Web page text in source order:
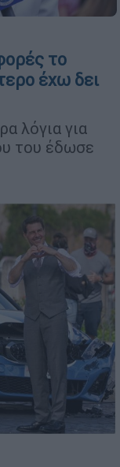
το
έχω δει
λόγια για
του έδωσε